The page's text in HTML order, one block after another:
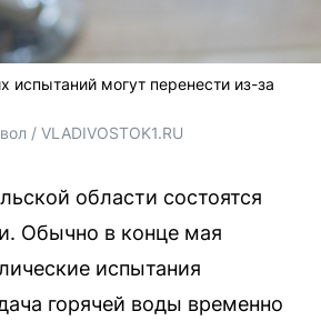
испытаний могут перенести из-за
/ VLADIVOSTOK1.RU
области состоятся
Обычно в конце мая
испытания
горячей воды временно